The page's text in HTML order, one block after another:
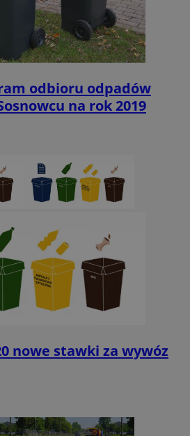
odbioru odpadów
na rok 2019
nowe stawki za wywóz